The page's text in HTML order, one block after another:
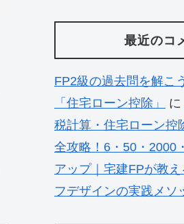
最近のコ
FP2級の過去問を解こ
「住宅ローン控除」
に
税計算・住宅ローン控
全攻略！6・50・2000
アップ｜宅建FPが教
フデザインの実践メソ